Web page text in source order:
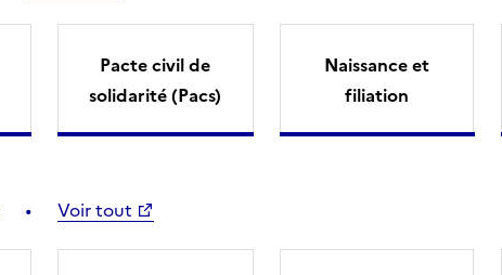
Pacte civil de
solidarité (Pacs)
Naissance et
filiation
Voir tout